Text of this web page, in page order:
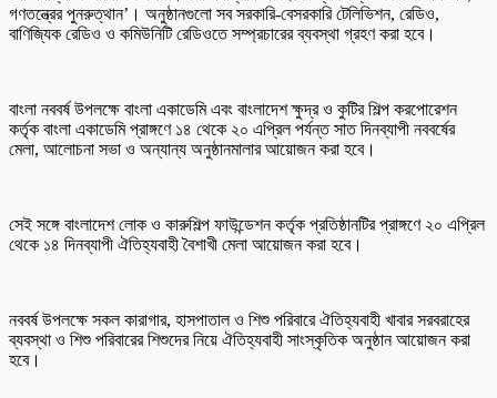
গণতন্ত্রের পুনরুত্থান’। অনুষ্ঠানগুলো সব সরকারি-বেসরকারি টেলিভিশন, রেডিও,
বাণিজ্যিক রেডিও ও কমিউনিটি রেডিওতে সম্প্রচারের ব্যবস্থা গ্রহণ করা হবে।
বাংলা নববর্ষ উপলক্ষে বাংলা একাডেমি এবং বাংলাদেশ ক্ষুদ্র ও কুটির শিল্প করপোরেশন
কর্তৃক বাংলা একাডেমি প্রাঙ্গণে ১৪ থেকে ২০ এপ্রিল পর্যন্ত সাত দিনব্যাপী নববর্ষের
মেলা, আলোচনা সভা ও অন্যান্য অনুষ্ঠানমালার আয়োজন করা হবে।
সেই সঙ্গে বাংলাদেশ লোক ও কারুশিল্প ফাউন্ডেশন কর্তৃক প্রতিষ্ঠানটির প্রাঙ্গণে ২০ এপ্রিল
থেকে ১৪ দিনব্যাপী ঐতিহ্যবাহী বৈশাখী মেলা আয়োজন করা হবে।
নববর্ষ উপলক্ষে সকল কারাগার, হাসপাতাল ও শিশু পরিবারে ঐতিহ্যবাহী খাবার সরবরাহের
ব্যবস্থা ও শিশু পরিবারের শিশুদের নিয়ে ঐতিহ্যবাহী সাংস্কৃতিক অনুষ্ঠান আয়োজন করা
হবে।